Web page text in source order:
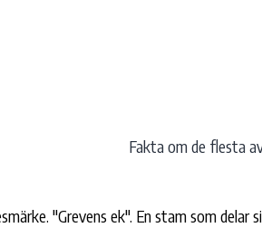
Fakta om de flesta
"Grevens ek". En stam som